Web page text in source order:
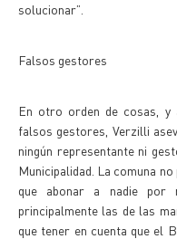
solucionar”.
Falsos gestores
En otro orden de cosas, y
falsos gestores, Verzilli
ningún representante ni
Municipalidad. La comuna
que abonar a nadie por
principalmente las de las
que tener en cuenta que el